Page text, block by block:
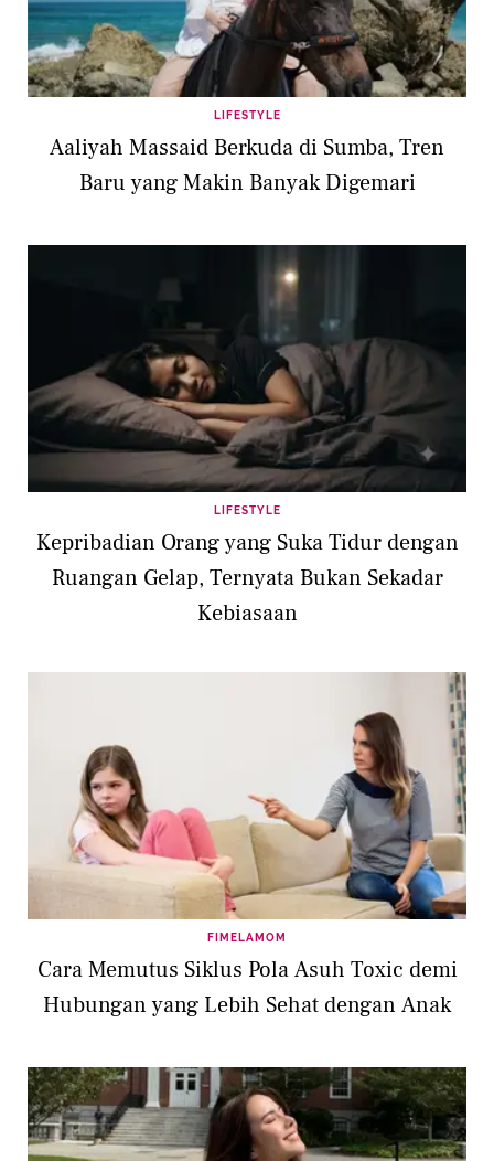
LIFESTYLE
Aaliyah Massaid Berkuda di Sumba, Tren
Baru yang Makin Banyak Digemari
LIFESTYLE
Kepribadian Orang yang Suka Tidur dengan
Ruangan Gelap, Ternyata Bukan Sekadar
Kebiasaan
FIMELAMOM
Cara Memutus Siklus Pola Asuh Toxic demi
Hubungan yang Lebih Sehat dengan Anak